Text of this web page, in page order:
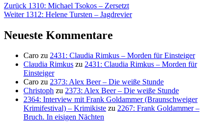
Beitragsnavigation
Zurück Vorheriger
Beitrag:
1310: Michael Tsokos – Zersetzt
Weiter Nächster
1312: Helene Tursten – Jagdrevier
Neueste Kommentare
Caro zu 2431: Claudia Rimkus – Morden für Einsteiger
Claudia Rimkus zu 2431: Claudia Rimkus – Morden für
Einsteiger
Caro zu 2373: Alex Beer – Die weiße Stunde
Christoph zu 2373: Alex Beer – Die weiße Stunde
2364: Interview mit Frank Goldammer (Braunschweiger
Krimifestival) – Krimikiste zu 2267: Frank Goldammer –
Bruch. In eisigen Nächten